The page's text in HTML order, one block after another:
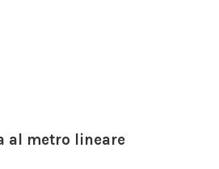
al metro lineare